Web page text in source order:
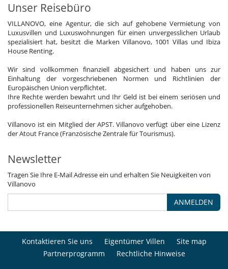
Unser Reisebüro
VILLANOVO, eine Agentur, die sich auf gehobene Vermietung von
Luxusvillen und Luxuswohnungen für einen unvergesslichen Urlaub
spezialisiert hat, besitzt die Marken Villanovo, 1001 Villas und Ibiza
House Renting.
Wir sind vollkommen finanziell abgesichert und haben uns zur
Einhaltung der vorgeschriebenen Normen und Richtlinien der
Europäischen Union verpflichtet.
Ihre Rechte werden bewahrt und Ihr Geld ist bei einem seriösen und
professionellen Reiseunternehmen sicher aufgehoben.
Villanovo ist ein Mitglied der APST. Villanovo verfügt über eine Lizenz
der Atout France (Französische Zentrale für Tourismus).
Newsletter
Tragen Sie Ihre E-Mail Adresse ein und erhalten Sie Neuigkeiten von
Villanovo
ANMELDEN
Kontaktieren Sie uns Eigentümer Villen
Site map
Partnerprogramm
Rechtliche Hinweise